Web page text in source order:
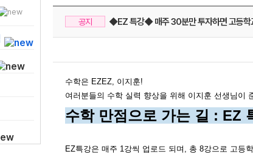
공지 ◆EZ 특강◆ 매주 30분만 투자하면 고등학
수학은 EZEZ, 이지훈!
여러분들의 수학 실력 향상을 위해 이지훈 선생님이
수학 만점으로 가는 길 : EZ
EZ특강은 매주 1강씩 업로드 되며, 총 8강으로 고등